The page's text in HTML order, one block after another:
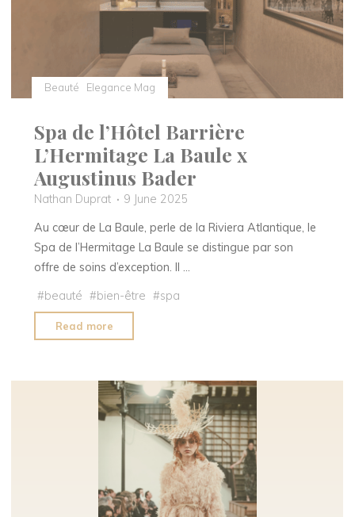
savoir-
d’innovation"
Beauté
Elegance Mag
Spa de l’Hôtel Barrière
L’Hermitage La Baule x
Augustinus Bader
Nathan Duprat
9 June 2025
Au cœur de La Baule, perle de la Riviera Atlantique, le
Spa de l’Hermitage La Baule se distingue par son
offre de soins d’exception. Il …
#beauté #bien-être #spa
Read more
de
Barrière
L’Hermitage
La
Augustinus
Bader"